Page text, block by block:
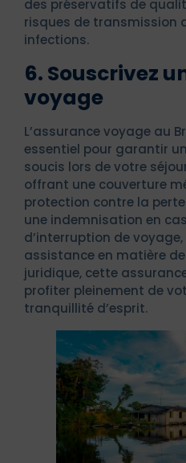
des préservatifs de
risques de transmission
infections.
6. Souscrivez
voyage
L’assurance voyage au
essentiel pour garantir
soucis lors de votre
offrant une couverture
protection contre la
une indemnisation en
d’interruption de voyage,
assistance en matière
juridique, cette
profiter pleinement de
tranquillité d’esprit.